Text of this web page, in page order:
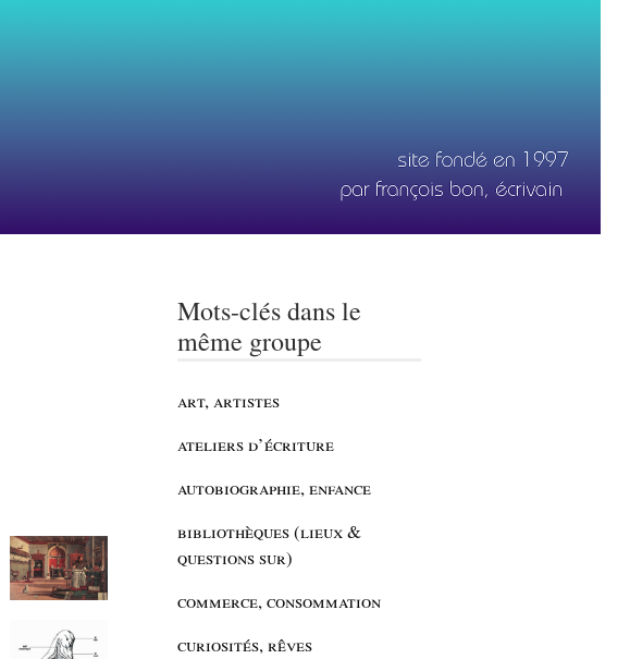
Mots-clés dans le
même groupe
art, artistes
ateliers d’écriture
autobiographie, enfance
bibliothèques (lieux &
questions sur)
commerce, consommation
curiosités, rêves